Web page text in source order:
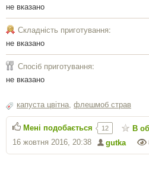
не вказано
Складність приготування:
не вказано
Спосіб приготування:
не вказано
капуста цвітна, флешмоб страв
gutka
16 жовтня 2016, 20:38
Мені подобається 12 В